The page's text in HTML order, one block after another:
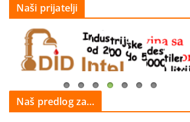
Naši prijatelji
Naš predlog za…